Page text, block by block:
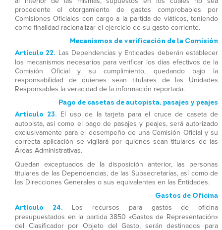
procedente el otorgamiento de gastos comprobables por
Comisiones Oficiales con cargo a la partida de viáticos, teniendo
como finalidad racionalizar el ejercicio de su gasto corriente.
Mecanismos de verificación de la Comisión
Artículo 22. Las Dependencias y Entidades deberán establecer
los mecanismos necesarios para verificar los días efectivos de la
Comisión Oficial y su cumplimiento, quedando bajo la
responsabilidad de quienes sean titulares de las Unidades
Responsables la veracidad de la información reportada.
Pago de casetas de autopista, pasajes y peajes
Artículo 23. El uso de la tarjeta para el cruce de caseta de
autopista, así como el pago de pasajes y peajes, será autorizado
exclusivamente para el desempeño de una Comisión Oficial y su
correcta aplicación se vigilará por quienes sean titulares de las
Áreas Administrativas.
Quedan exceptuados de la disposición anterior, las personas
titulares de las Dependencias, de las Subsecretarías, así como de
las Direcciones Generales o sus equivalentes en las Entidades.
Gastos de Oficina
Artículo 24. Los recursos para gastos de oficina
presupuestados en la partida 3850 «Gastos de Representación»
del Clasificador por Objeto del Gasto, serán destinados para